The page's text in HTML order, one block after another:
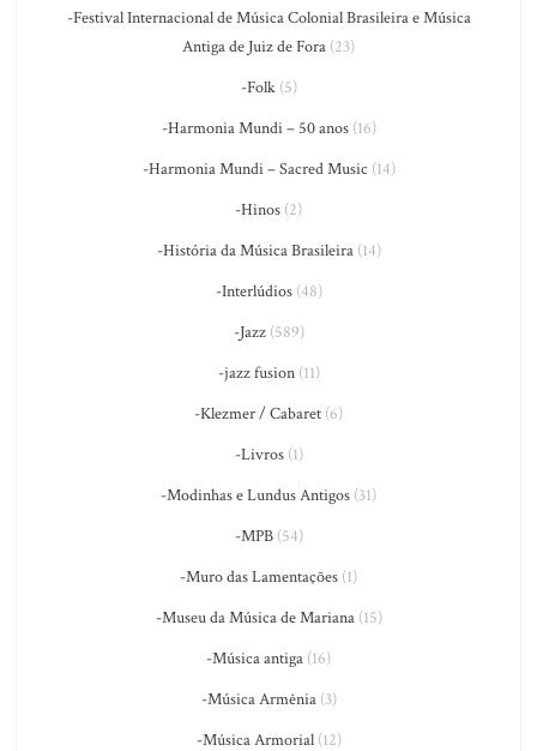
-Festival Internacional de Música Colonial Brasileira e Música
Antiga de Juiz de Fora (23)
-Folk(5)
-Harmonia Mundi – 50 anos(16)
-Harmonia Mundi – Sacred Music (14)
-Hinos (2)
-História da Música Brasileira(14)
-Interlúdios(48)
-Jazz(589)
-jazz fusion(11)
-Klezmer / Cabaret (6)
-Livros(1)
-Modinhas e Lundus Antigos (31)
-MPB(54)
-Muro das Lamentações (1)
-Museu da Música de Mariana(15)
-Música antiga (16)
-Música Armênia(3)
-Música Armorial(12)